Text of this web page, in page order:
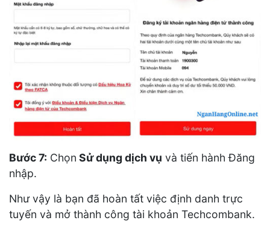
Bước 7: Chọn Sử dụng dịch vụ và tiến hành Đăng
nhập.
Như vậy là bạn đã hoàn tất việc định danh trực
tuyến và mở thành công tài khoản Techcombank.